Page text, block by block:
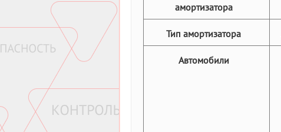
амортизатора
Тип амортизатора
Автомобили